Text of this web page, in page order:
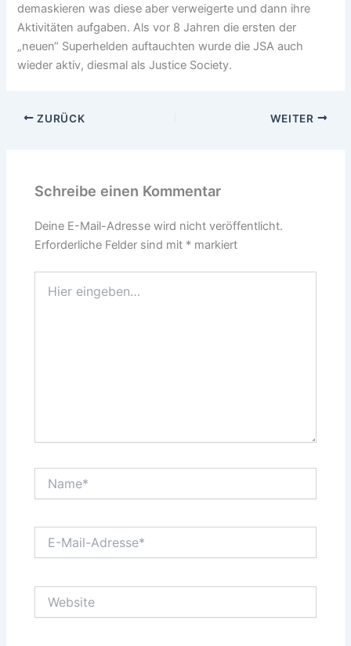
demaskieren was diese aber verweigerte und dann ihre
Aktivitäten aufgaben. Als vor 8 Jahren die ersten der
„neuen“ Superhelden auftauchten wurde die JSA auch
wieder aktiv, diesmal als Justice Society.
ZURÜCK WEITER
Schreibe einen Kommentar
Deine E-Mail-Adresse wird nicht veröffentlicht.
Erforderliche Felder sind mit * markiert
eingeben…
Mail-